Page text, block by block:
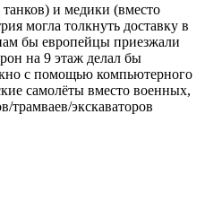
и медики (вместо
могла толкнуть доставку в
бы европейцы приезжали
на 9 этаж делал бы
с помощью компьютерного
самолёты вместо военных,
трамваев/экскаваторов